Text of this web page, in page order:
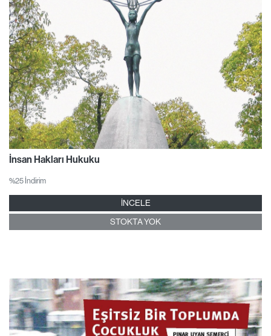
İnsan Hakları Hukuku
%25 İndirim
İNCELE
STOKTA YOK